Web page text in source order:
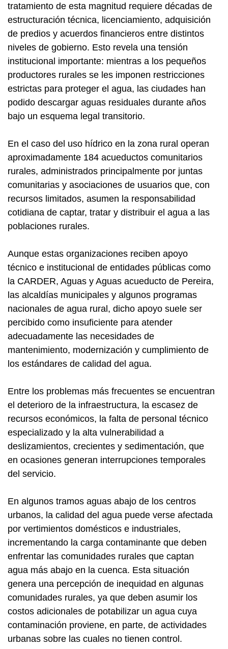
tratamiento de esta magnitud requiere décadas de
estructuración técnica, licenciamiento, adquisición
de predios y acuerdos financieros entre distintos
niveles de gobierno. Esto revela una tensión
institucional importante: mientras a los pequeños
productores rurales se les imponen restricciones
estrictas para proteger el agua, las ciudades han
podido descargar aguas residuales durante años
bajo un esquema legal transitorio.
En el caso del uso hídrico en la zona rural operan
aproximadamente 184 acueductos comunitarios
rurales, administrados principalmente por juntas
comunitarias y asociaciones de usuarios que, con
recursos limitados, asumen la responsabilidad
cotidiana de captar, tratar y distribuir el agua a las
poblaciones rurales.
Aunque estas organizaciones reciben apoyo
técnico e institucional de entidades públicas como
la CARDER, Aguas y Aguas acueducto de Pereira,
las alcaldías municipales y algunos programas
nacionales de agua rural, dicho apoyo suele ser
percibido como insuficiente para atender
adecuadamente las necesidades de
mantenimiento, modernización y cumplimiento de
los estándares de calidad del agua.
Entre los problemas más frecuentes se encuentran
el deterioro de la infraestructura, la escasez de
recursos económicos, la falta de personal técnico
especializado y la alta vulnerabilidad a
deslizamientos, crecientes y sedimentación, que
en ocasiones generan interrupciones temporales
del servicio.
En algunos tramos aguas abajo de los centros
urbanos, la calidad del agua puede verse afectada
por vertimientos domésticos e industriales,
incrementando la carga contaminante que deben
enfrentar las comunidades rurales que captan
agua más abajo en la cuenca. Esta situación
genera una percepción de inequidad en algunas
comunidades rurales, ya que deben asumir los
costos adicionales de potabilizar un agua cuya
contaminación proviene, en parte, de actividades
urbanas sobre las cuales no tienen control.